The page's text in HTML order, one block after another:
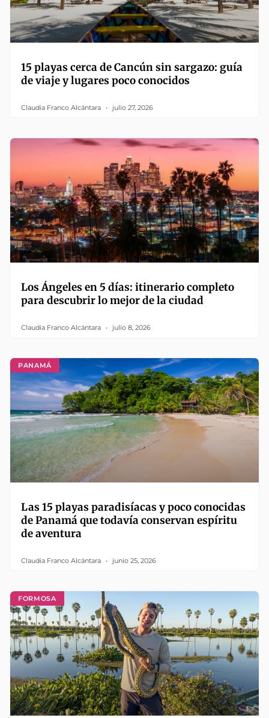
15 playas cerca de Cancún sin sargazo: guía
de viaje y lugares poco conocidos
Claudia Franco Alcántara julio 27, 2026
Los Ángeles en 5 días: itinerario completo
para descubrir lo mejor de la ciudad
Claudia Franco Alcántara julio 8, 2026
PANAMÁ
Las 15 playas paradisíacas y poco conocidas
de Panamá que todavía conservan espíritu
de aventura
Claudia Franco Alcántara junio 25, 2026
FORMOSA